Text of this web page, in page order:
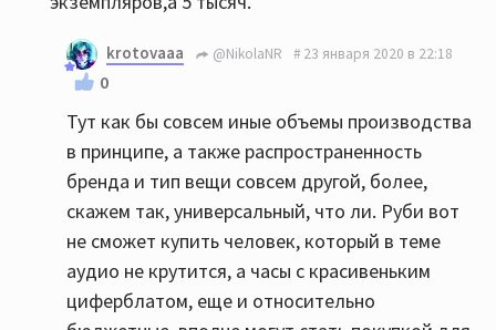
krotovaaa @NikolaNR 23 января 2020 в 22:18
0
Тут как бы совсем иные объемы производства
в принципе, а также распространенность
бренда и тип вещи совсем другой, более,
скажем так, универсальный, что ли. Руби вот
не сможет купить человек, который в теме
аудио не крутится, а часы с красивеньким
циферблатом, еще и относительно